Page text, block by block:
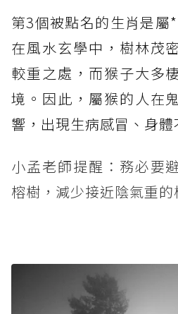
第3個被點名的生肖是屬
在風水玄學中，樹林茂
較重之處，而猴子大多
境。因此，屬猴的人在
響，出現生病感冒、身體
小孟老師提醒：務必要
榕樹，減少接近陰氣重的